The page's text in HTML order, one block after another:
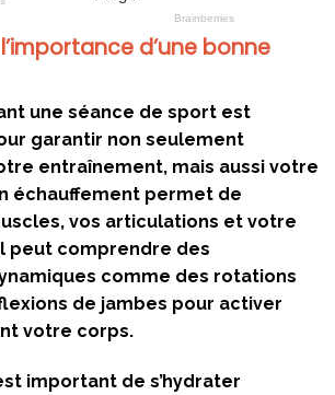
d’une bonne
une séance de sport est
garantir non seulement
entraînement, mais aussi votre
échauffement permet de
vos articulations et votre
peut comprendre des
comme des rotations
de jambes pour activer
votre corps.
important de s’hydrater